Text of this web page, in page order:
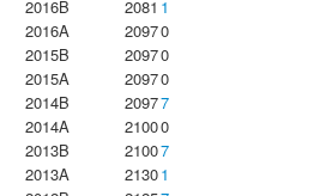
2016B
2081 1
2016A
20970
2015B
20970
2015A
20970
2014B
20977
2014A
21000
2013B
21007
2013A
21301